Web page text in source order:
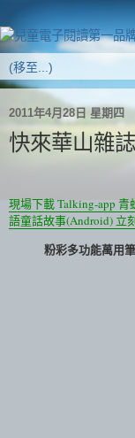
2011年4月28日 星期四
快來華山雜
現場下載 Talking-app 青
語童話故事(Android) 立
粉彩多功能萬用